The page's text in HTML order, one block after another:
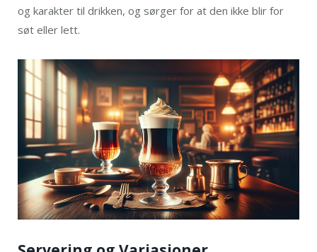
og karakter til drikken, og sørger for at den ikke blir for
søt eller lett.